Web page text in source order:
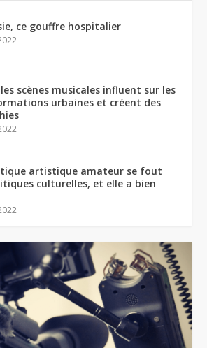
ce gouffre hospitalier
scènes musicales influent sur les
urbaines et créent des
artistique amateur se fout
culturelles, et elle a bien